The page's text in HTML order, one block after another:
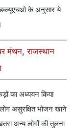
डब्ल्यूएचओ के अनुसार ये
मंथन, राजस्थान
का अध्ययन किया
असुरक्षित भोजन खाने
अन्य लोगों की तुलना